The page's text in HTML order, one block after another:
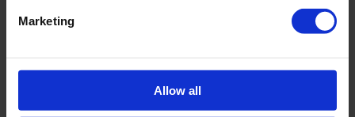
Marketing
Allow all
ビリティ法（EAA）は、様々な製品やサービスに対するア
クセシビリティ要件を義務付ける重要なEU指令であり、ホ